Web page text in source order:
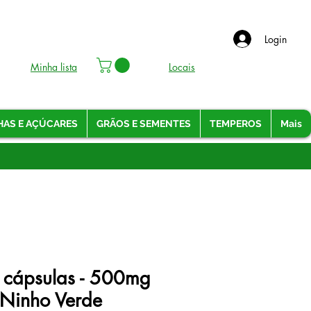
Login
Minha lista Locais
E AÇÚCARES GRÃOS E SEMENTES TEMPEROS Mais
- 500mg
Verde